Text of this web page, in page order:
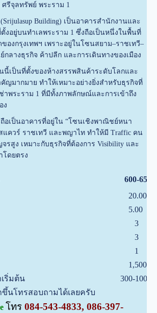
รีจุลทรัพย์ พระราม 1
Building) เป็นอาคารสำนักงานและ
อยู่บนทำเลพระราม 1 ซึ่งถือเป็นหนึ่งในพื้นที่
องกรุงเทพฯ เพราะอยู่ในโซนสยาม–ราชเทวี–
ลางธุรกิจ ค้าปลีก และการเดินทางของเมือง
นี้เป็นที่ตั้งของห้างสรรพสินค้าระดับโลกและ
ญมากมาย ทำให้เหมาะอย่างยิ่งสำหรับธุรกิจที่
าพระราม 1 ที่มีทั้งภาพลักษณ์และการเข้าถึง
ง
อเป็นอาคารที่อยู่ใน “โซนเชิงพาณิชย์หนา
แควร์ ราชเทวี และพญาไท ทำให้มี Traffic คน
รสูง เหมาะกับธุรกิจที่ต้องการ Visibility และ
โดยตรง
600-650
20.00
5.00
3
3
1
1,500
ริ่มต้น
300-1000
นโทรสอบถามได้เลยครับ
โทร 084-543-4833, 086-397-